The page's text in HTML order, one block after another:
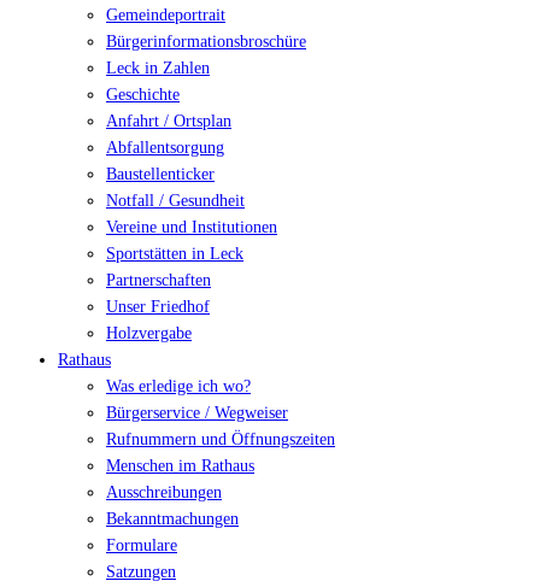
Gemeindeportrait
Bürgerinformationsbroschüre
Leck in Zahlen
Geschichte
Anfahrt / Ortsplan
Abfallentsorgung
Baustellenticker
Notfall / Gesundheit
Vereine und Institutionen
Sportstätten in Leck
Partnerschaften
Unser Friedhof
Holzvergabe
Rathaus
Was erledige ich wo?
Bürgerservice / Wegweiser
Rufnummern und Öffnungszeiten
Menschen im Rathaus
Ausschreibungen
Bekanntmachungen
Formulare
Satzungen